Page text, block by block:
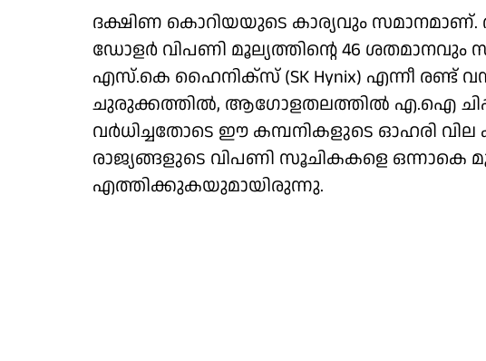
ദക്ഷിണ കൊറിയയുടെ കാര്യവും സമാനമാണ്.
ഡോളര്‍ വിപണി മൂല്യത്തിന്റെ 46 ശതമാനവും
എസ്.കെ ഹൈനിക്‌സ് (SK Hynix) എന്നീ രണ്ട്
ചുരുക്കത്തില്‍, ആഗോളതലത്തില്‍ എ.ഐ
വര്‍ധിച്ചതോടെ ഈ കമ്പനികളുടെ ഓഹരി
രാജ്യങ്ങളുടെ വിപണി സൂചികകളെ ഒന്നാകെ
എത്തിക്കുകയുമായിരുന്നു.